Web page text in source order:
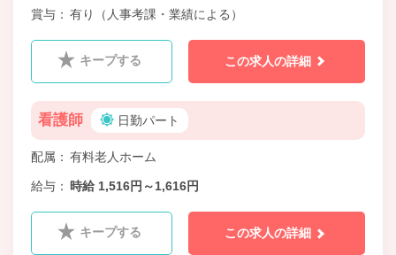
賞与
有り（人事考課・業績による）
キープする この求人の詳細
看護師 日勤パート
配属 有料老人ホーム
給与 時給 1,516円～1,616円
キープする この求人の詳細